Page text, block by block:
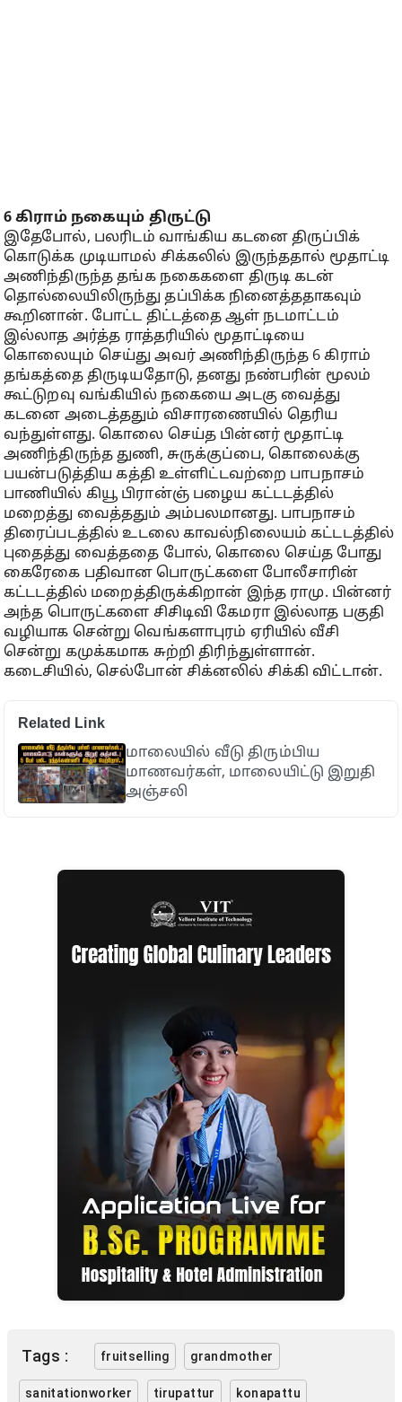
6 கிராம் நகையும் திருட்டு
இதேபோல், பலரிடம் வாங்கிய கடனை திருப்பிக்
கொடுக்க முடியாமல் சிக்கலில் இருந்ததால் மூதாட்டி
அணிந்திருந்த தங்க நகைகளை திருடி கடன்
தொல்லையிலிருந்து தப்பிக்க நினைத்ததாகவும்
கூறினான். போட்ட திட்டத்தை ஆள் நடமாட்டம்
இல்லாத அர்த்த ராத்தரியில் மூதாட்டியை
கொலையும் செய்து அவர் அணிந்திருந்த 6 கிராம்
தங்கத்தை திருடியதோடு, தனது நண்பரின் மூலம்
கூட்டுறவு வங்கியில் நகையை அடகு வைத்து
கடனை அடைத்ததும் விசாரணையில் தெரிய
வந்துள்ளது. கொலை செய்த பின்னர் மூதாட்டி
அணிந்திருந்த துணி, சுருக்குப்பை, கொலைக்கு
பயன்படுத்திய கத்தி உள்ளிட்டவற்றை பாபநாசம்
பாணியில் கியூ பிரான்ஞ் பழைய கட்டடத்தில்
மறைத்து வைத்ததும் அம்பலமானது. பாபநாசம்
திரைப்படத்தில் உடலை காவல்நிலையம் கட்டடத்தில்
புதைத்து வைத்ததை போல், கொலை செய்த போது
கைரேகை பதிவான பொருட்களை போலீசாரின்
கட்டடத்தில் மறைத்திருக்கிறான் இந்த ராமு. பின்னர்
அந்த பொருட்களை சிசிடிவி கேமரா இல்லாத பகுதி
வழியாக சென்று வெங்களாபுரம் ஏரியில் வீசி
சென்று கமுக்கமாக சுற்றி திரிந்துள்ளான்.
கடைசியில், செல்போன் சிக்னலில் சிக்கி விட்டான்.
Related Link
மாலையில் வீடு திரும்பிய
மாணவர்கள், மாலையிட்டு இறுதி
அஞ்சலி
Tags : fruitselling grandmother
sanitationworker tirupattur konapattu